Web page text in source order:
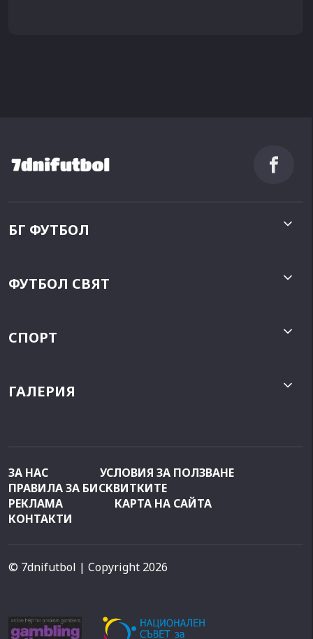
БГ ФУТБОЛ
ФУТБОЛ СВЯТ
СПОРТ
ГАЛЕРИЯ
ЗА НАС
УСЛОВИЯ ЗА ПОЛЗВАНЕ
ПРАВИЛА ЗА БИСКВИТКИТЕ
РЕКЛАМА
КАРТА НА САЙТА
КОНТАКТИ
© 7dnifutbol | Copyright 2026